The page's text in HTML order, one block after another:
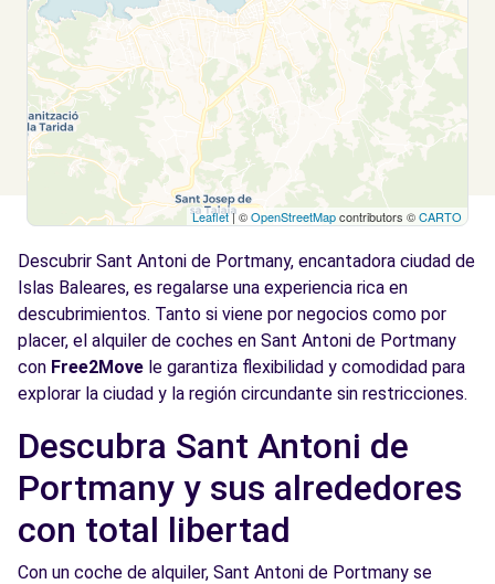
Leaflet| ©OpenStreetMapcontributors ©CARTO
Descubrir Sant Antoni de Portmany, encantadora ciudad de
Islas Baleares, es regalarse una experiencia rica en
descubrimientos. Tanto si viene por negocios como por
placer, el alquiler de coches en Sant Antoni de Portmany
con Free2Move le garantiza flexibilidad y comodidad para
explorar la ciudad y la región circundante sin restricciones.
Descubra Sant Antoni de
Portmany y sus alrededores
con total libertad
Con un coche de alquiler, Sant Antoni de Portmany se